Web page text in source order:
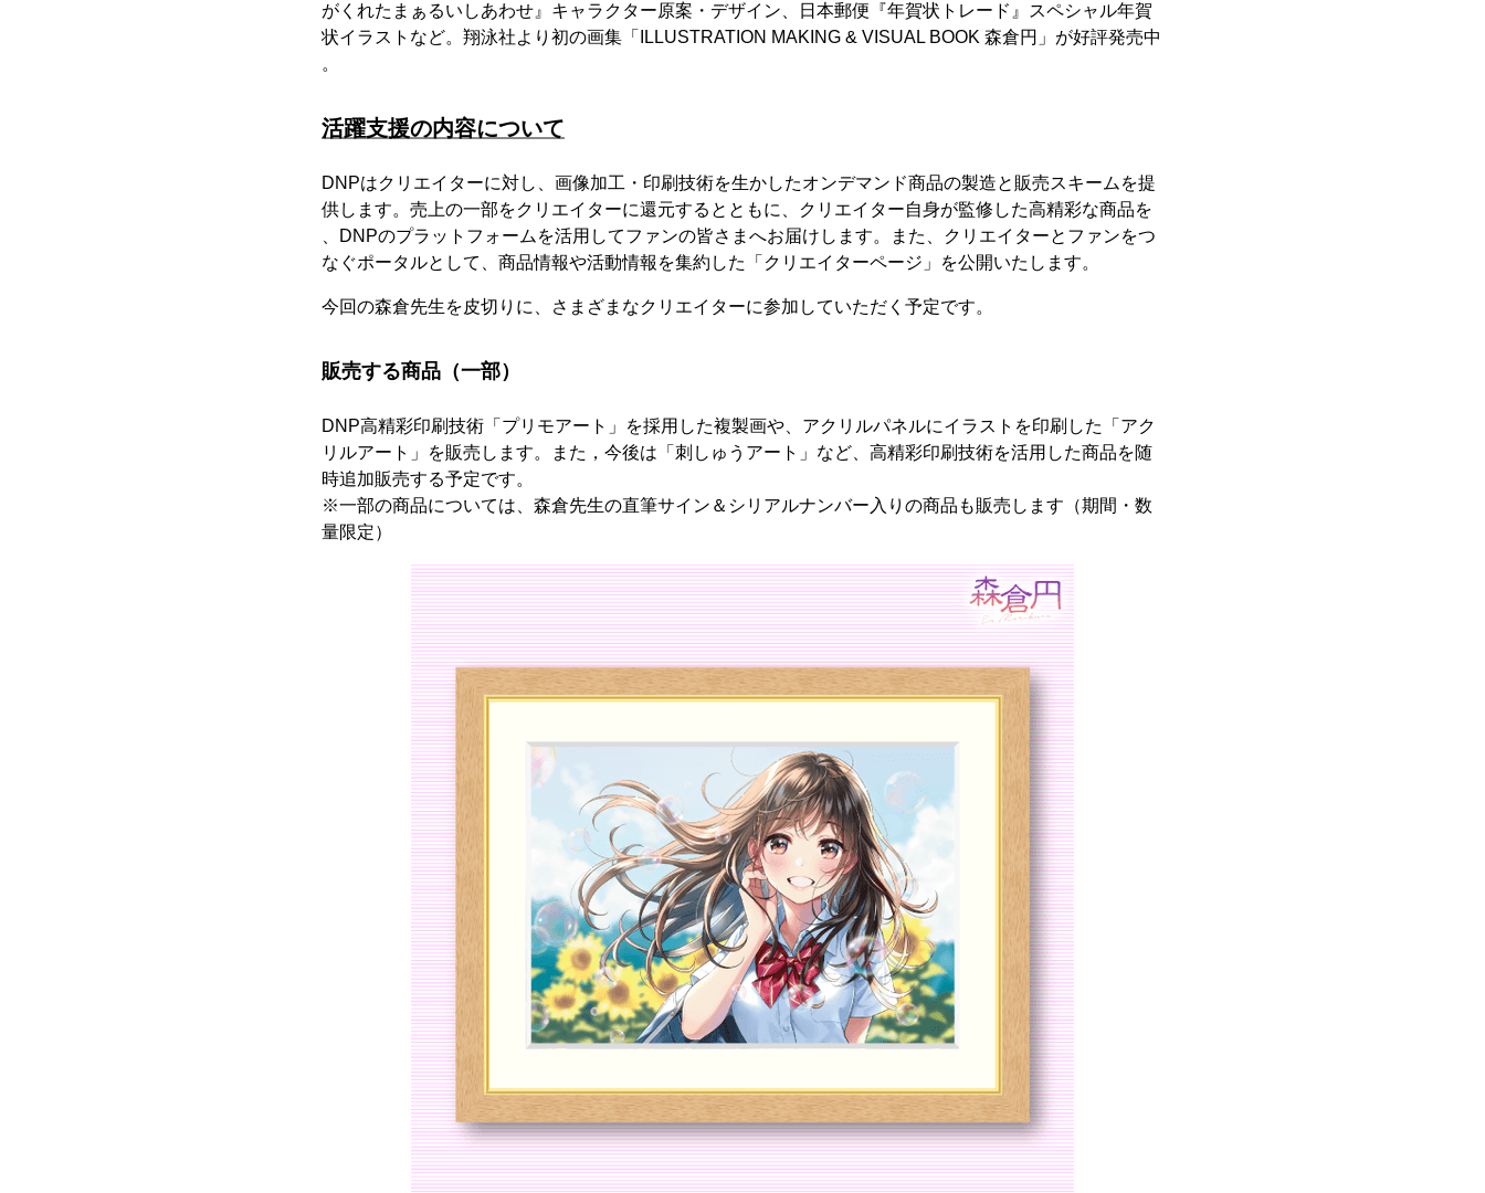
がくれたまぁるいしあわせ』キャラクター原案・デザイン、日本郵便『年賀状トレード』スペシャル年賀
状イラストなど。翔泳社より初の画集「ILLUSTRATION MAKING & VISUAL BOOK 森倉円」が好評発売中
。
活躍支援の内容について
DNPはクリエイターに対し、画像加工・印刷技術を生かしたオンデマンド商品の製造と販売スキームを提
供します。売上の一部をクリエイターに還元するとともに、クリエイター自身が監修した高精彩な商品を
、DNPのプラットフォームを活用してファンの皆さまへお届けします。また、クリエイターとファンをつ
なぐポータルとして、商品情報や活動情報を集約した「クリエイターページ」を公開いたします。
今回の森倉先生を皮切りに、さまざまなクリエイターに参加していただく予定です。
販売する商品（一部）
DNP高精彩印刷技術「プリモアート」を採用した複製画や、アクリルパネルにイラストを印刷した「アク
リルアート」を販売します。また，今後は「刺しゅうアート」など、高精彩印刷技術を活用した商品を随
時追加販売する予定です。
※一部の商品については、森倉先生の直筆サイン＆シリアルナンバー入りの商品も販売します（期間・数
量限定）